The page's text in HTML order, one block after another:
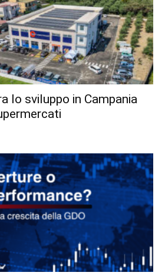
lo sviluppo in Campania